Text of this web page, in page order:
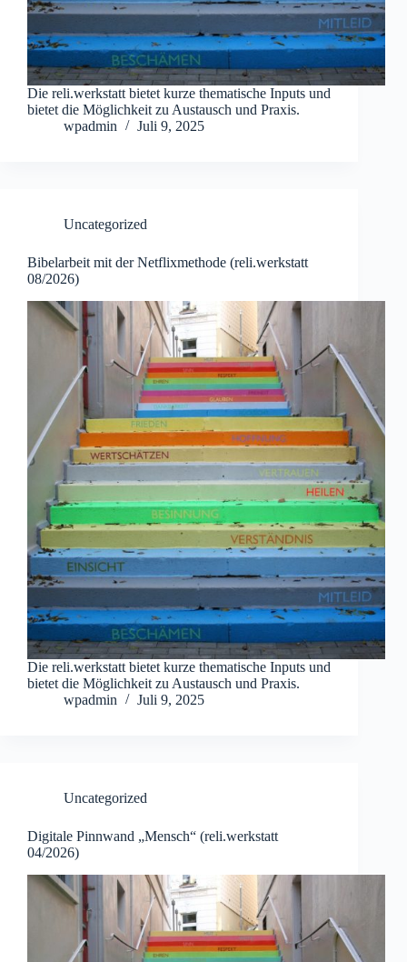
Die reli.werkstatt bietet kurze thematische Inputs und
bietet die Möglichkeit zu Austausch und Praxis.
wpadmin
Juli 9, 2025
Uncategorized
Bibelarbeit mit der Netflixmethode (reli.werkstatt
08/2026)
Die reli.werkstatt bietet kurze thematische Inputs und
bietet die Möglichkeit zu Austausch und Praxis.
wpadmin
Juli 9, 2025
Uncategorized
Digitale Pinnwand „Mensch“ (reli.werkstatt
04/2026)